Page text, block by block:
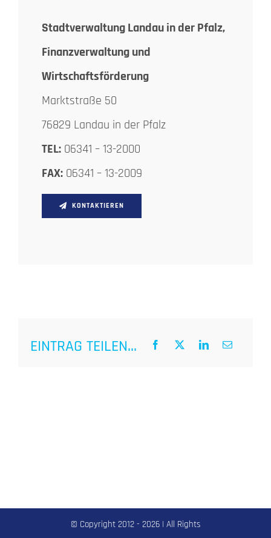
Stadtverwaltung Landau in der Pfalz,
Finanzverwaltung und
Wirtschaftsförderung
Marktstraße 50
76829 Landau in der Pfalz
TEL:06341 – 13-2000
FAX:06341 – 13-2009
KONTAKTIEREN
EINTRAG TEILEN...
© Copyright 2012 - 2026 | All Rights